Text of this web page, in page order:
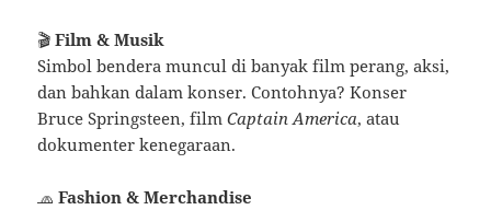
🎬Film & Musik
Simbol bendera muncul di banyak film perang, aksi,
dan bahkan dalam konser. Contohnya? Konser
Bruce Springsteen, filmCaptain America, atau
dokumenter kenegaraan.
🧢Fashion & Merchandise